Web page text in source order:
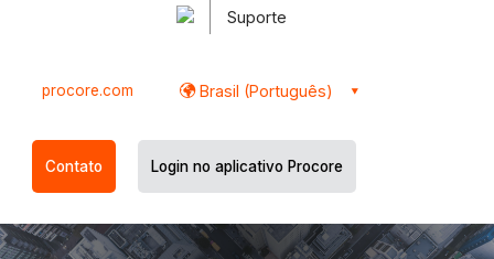
Suporte
procore.com Brasil (Português)
Contato Login no aplicativo Procore